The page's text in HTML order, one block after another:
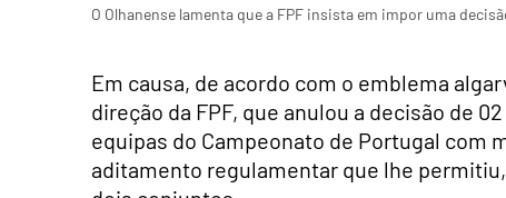
O Olhanense lamenta que a FPF insista em impor uma
Em causa, de acordo com o emblema
direção da FPF, que anulou a decisão de
equipas do Campeonato de Portugal com
aditamento regulamentar que lhe